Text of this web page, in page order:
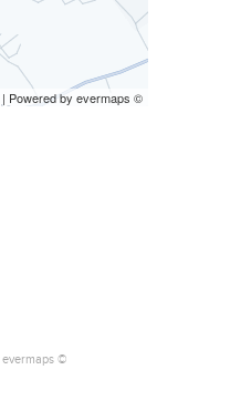
| Powered by evermaps ©
evermaps ©